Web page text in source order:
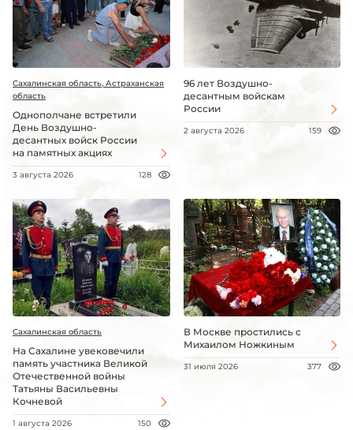
Сахалинская область, Астраханская
область
Однополчане встретили
День Воздушно-
десантных войск России
на памятных акциях
3 августа 2026 128
96 лет Воздушно-
десантным войскам
России
2 августа 2026 159
Сахалинская область
На Сахалине увековечили
память участника Великой
Отечественной войны
Татьяны Васильевны
Кочневой
1 августа 2026 150
В Москве простились с
Михаилом Ножкиным
31 июля 2026 377